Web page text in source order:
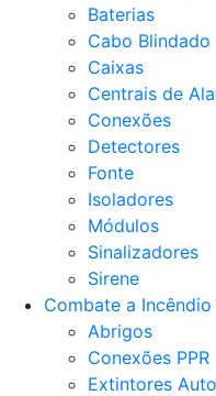
Baterias
Cabo Blindado
Caixas
Centrais de
Conexões
Detectores
Fonte
Isoladores
Módulos
Sinalizadores
Sirene
Combate a Incêndio
Abrigos
Conexões PPR
Extintores